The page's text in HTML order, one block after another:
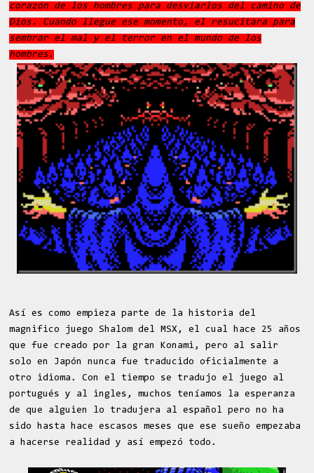
corazón de los hombres para desviarlos del camino de
Dios. Cuando llegue ese momento, el resucitara para
sembrar el mal y el terror en el mundo de los
hombres.
Así es como empieza parte de la historia del
magnifico juego Shalom del MSX, el cual hace 25 años
que fue creado por la gran Konami, pero al salir
solo en Japón nunca fue traducido oficialmente a
otro idioma. Con el tiempo se tradujo el juego al
portugués y al ingles, muchos teníamos la esperanza
de que alguien lo tradujera al español pero no ha
sido hasta hace escasos meses que ese sueño empezaba
a hacerse realidad y así empezó todo.